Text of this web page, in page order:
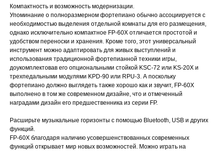
Компактность и возможность модернизации.
Упоминание о полноразмерном фортепиано обычно ассоциируется с
необходимостью выделения отдельной комнаты для его размещения,
однако исключительно компактное FP-60X отличается простотой и
удобством переноски и хранения. Кроме того, этот универсальный
инструмент можно адаптировать для живых выступлений и
использования традиционной фортепианной техники игры,
доукомплектовав его опциональными стойкой KSC-72 или KS-20X и
трехпедальными модулями KPD-90 или RPU-3. А поскольку
фортепиано должно выглядеть также хорошо как и звучит, FP-60X
выполнено в том же современном дизайне, что и отмеченный
наградами дизайн его предшественника из серии FP.
Расширьте музыкальные горизонты с помощью Bluetooth, USB и других
функций.
FP-60X благодаря наличию усовершенствованных современных
функций открывает мир новых возможностей. Можно играть на